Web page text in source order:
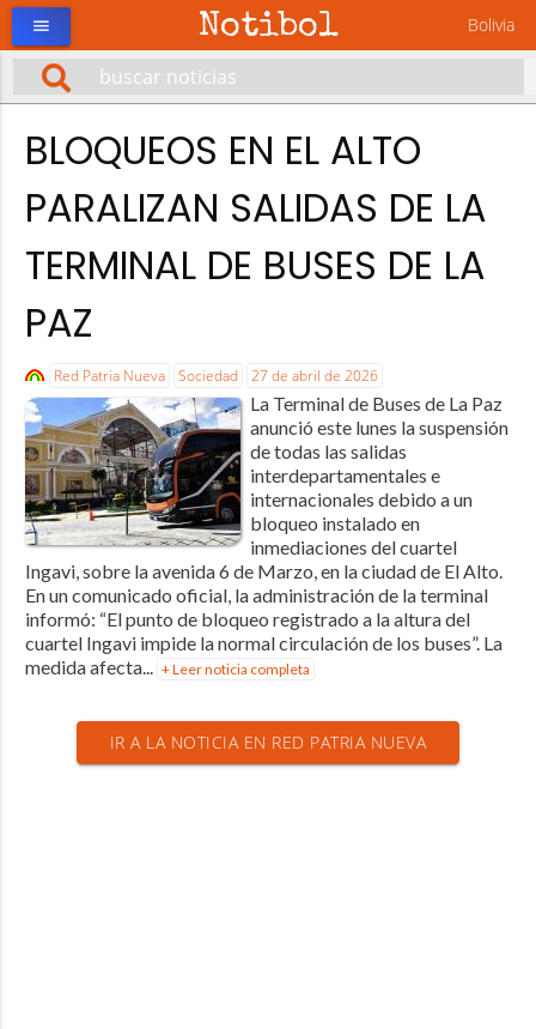
Notibol Bolivia
menu
BLOQUEOS EN EL ALTO
PARALIZAN SALIDAS DE LA
TERMINAL DE BUSES DE LA
PAZ
Red Patria Nueva Sociedad 27 de abril de 2026
La Terminal de Buses de La Paz
anunció este lunes la suspensión
de todas las salidas
interdepartamentales e
internacionales debido a un
bloqueo instalado en
inmediaciones del cuartel
Ingavi, sobre la avenida 6 de Marzo, en la ciudad de El Alto.
En un comunicado oficial, la administración de la terminal
informó: “El punto de bloqueo registrado a la altura del
cuartel Ingavi impide la normal circulación de los buses”. La
medida afecta... + Leer noticia completa
IR A LA NOTICIA EN RED PATRIA NUEVA